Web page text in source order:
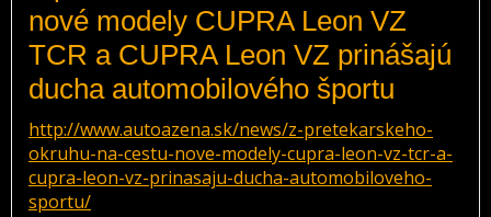
nové modely CUPRA Leon VZ
TCR a CUPRA Leon VZ prinášajú
ducha automobilového športu
http://www.autoazena.sk/news/z-pretekarskeho-
okruhu-na-cestu-nove-modely-cupra-leon-vz-tcr-a-
cupra-leon-vz-prinasaju-ducha-automobiloveho-
sportu/